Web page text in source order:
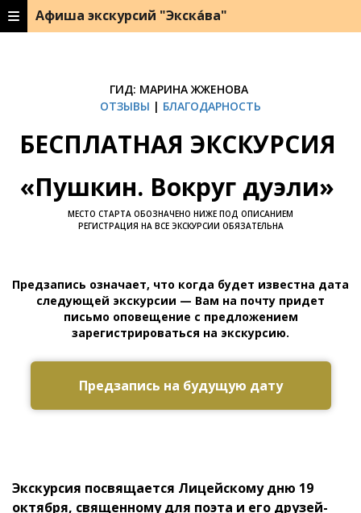
Афиша экскурсий "Экска́ва"
ГИД: МАРИНА ЖЖЕНОВА
ОТЗЫВЫ | БЛАГОДАРНОСТЬ
БЕСПЛАТНАЯ ЭКСКУРСИЯ
«Пушкин. Вокруг дуэли»
МЕСТО СТАРТА ОБОЗНАЧЕНО НИЖЕ ПОД ОПИСАНИЕМ
РЕГИСТРАЦИЯ НА ВСЕ ЭКСКУРСИИ ОБЯЗАТЕЛЬНА
Предзапись означает, что когда будет известна дата
следующей экскурсии — Вам на почту придет
письмо оповещение с предложением
зарегистрироваться на экскурсию.
Предзапись на будущую дату
Экскурсия посвящается Лицейскому дню 19
октября, священному для поэта и его друзей-